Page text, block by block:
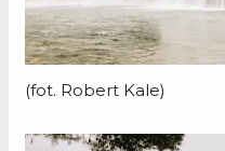
(fot. Robert Kale)